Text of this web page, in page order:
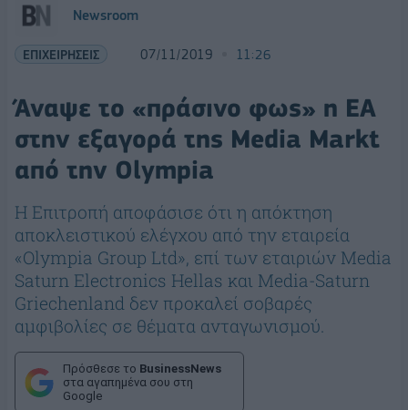
Newsroom
ΕΠΙΧΕΙΡΗΣΕΙΣ 07/11/2019 11:26
Άναψε το «πράσινο φως» η ΕΑ
στην εξαγορά της Media Markt
από την Olympia
Η Επιτροπή αποφάσισε ότι η απόκτηση
αποκλειστικού ελέγχου από την εταιρεία
«Olympia Group Ltd», επί των εταιριών Media
Saturn Electronics Hellas και Media-Saturn
Griechenland δεν προκαλεί σοβαρές
αμφιβολίες σε θέματα ανταγωνισμού.
Πρόσθεσε το BusinessNews
στα αγαπημένα σου στη
Google